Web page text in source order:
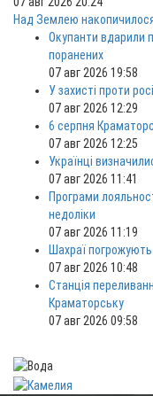
Над Землею
Окупанти вдарили
поранених
07 авг 2026 19:58
У захисті проти
07 авг 2026 12:29
6 серпня
07 авг 2026 12:25
Українці
07 авг 2026 11:41
Програми
недоліки
07 авг 2026 11:19
Шахраї
07 авг 2026 10:48
Станція
Краматорську
07 авг 2026 09:58